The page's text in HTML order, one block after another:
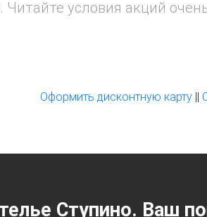
Читайте условия акций
Оформить дисконтную карту
Ступино. Ваш